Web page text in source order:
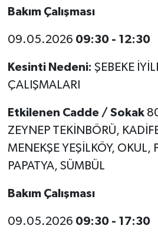
Bakım Çalışması
09.05.2026 09:30 - 12:30
Kesinti Nedeni: ŞEBEKE
ÇALIŞMALARI
Etkilenen Cadde / Sokak
ZEYNEP TEKİNBÖRÜ,
MENEKŞE YEŞİLKÖY, OKUL,
PAPATYA, SÜMBÜL
Bakım Çalışması
09.05.2026 09:30 - 17:30